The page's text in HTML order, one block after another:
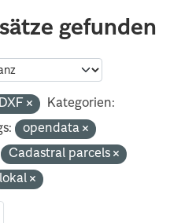
gefunden
DXF
Kategorien:
opendata
Cadastral parcels
lokal